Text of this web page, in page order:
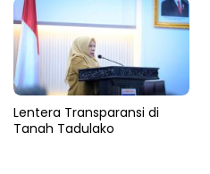
Lentera Transparansi di
Tanah Tadulako